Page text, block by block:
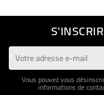
CULTUREL
Vous pouvez vous
informations de